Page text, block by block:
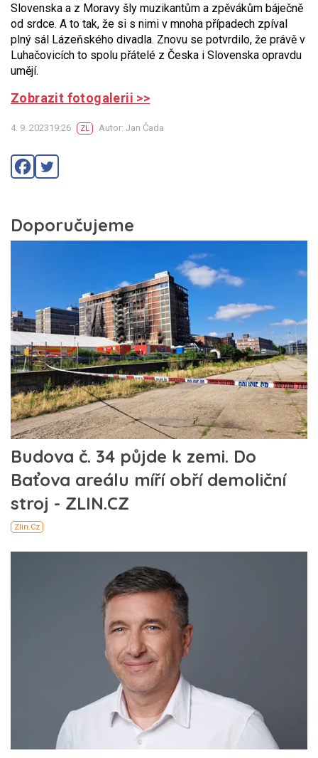
Slovenska a z Moravy šly muzikantům a zpěvákům báječně
od srdce. A to tak, že si s nimi v mnoha případech zpíval
plný sál Lázeňského divadla. Znovu se potvrdilo, že právě v
Luhačovicích to spolu přátelé z Česka i Slovenska opravdu
umějí.
Zobrazit fotogalerii >>
4. 9. 202319:26 ZL Autor: Jan Čada